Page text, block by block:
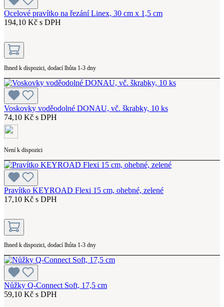
Ocelové pravítko na řezání Linex, 30 cm x 1,5 cm
194,10 Kč s DPH
Ihned k dispozici, dodací lhůta 1-3 dny
Voskovky voděodolné DONAU, vč. škrabky, 10 ks
74,10 Kč s DPH
Není k dispozici
Pravítko KEYROAD Flexi 15 cm, ohebné, zelené
17,10 Kč s DPH
Ihned k dispozici, dodací lhůta 1-3 dny
Nůžky Q-Connect Soft, 17,5 cm
59,10 Kč s DPH